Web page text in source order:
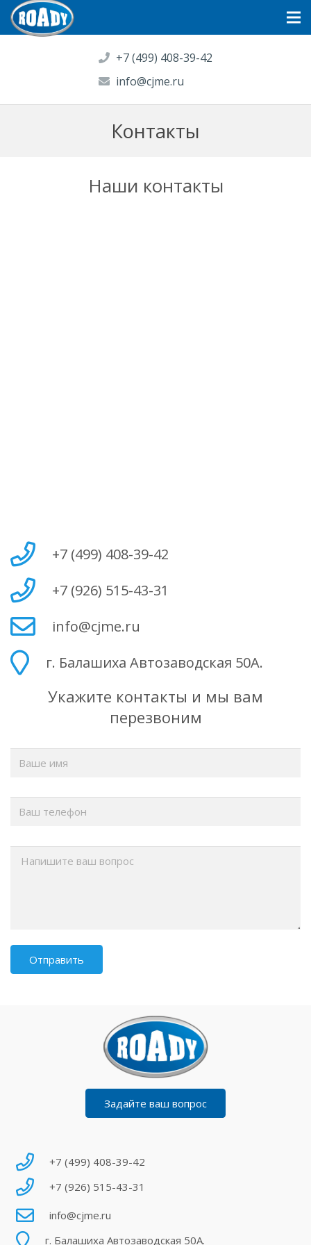
+7 (499) 408-39-42
info@cjme.ru
Контакты
Наши контакты
+7 (499) 408-39-42
+7 (926) 515-43-31
info@cjme.ru
г. Балашиха Автозаводская 50А.
Укажите контакты и мы вам
перезвоним
Задайте ваш вопрос
+7 (499) 408-39-42
+7 (926) 515-43-31
info@cjme.ru
г. Балашиха Автозаводская 50А.